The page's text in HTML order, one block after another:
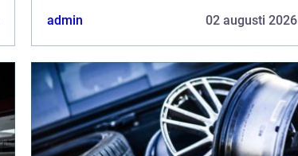
admin 02 augusti 2026